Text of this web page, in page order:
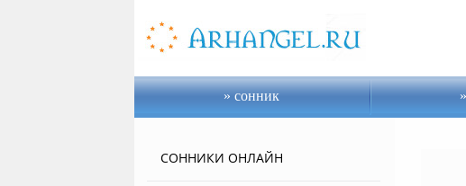
сонник
СОННИКИ ОНЛАЙН